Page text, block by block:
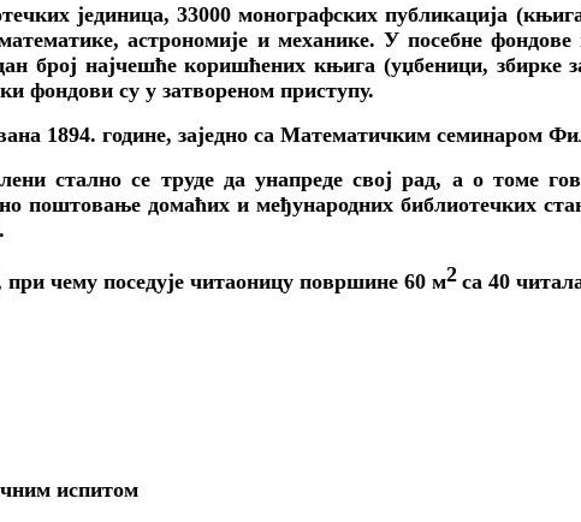
јединица, 33000 монографских публикација
астрономије и механике. У посебне
број најчешће коришћених књига (уџбеници, збирке
фондови су у затвореном приступу.
1894. године, заједно са Математичким семинаром
стално се труде да унапреде свој рад, а о томе
поштовање домаћих и међународних библиотечких
при чему поседује читаоницу површине 60м2 са 40
испитом